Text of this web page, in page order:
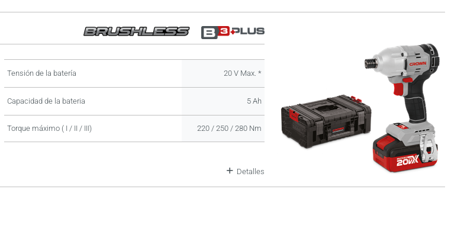
Tensión de la batería 20 V Max. *
Capacidad de la bateria 5 Ah
Torque máximo ( I / II / III) 220 / 250 / 280 Nm
Detalles